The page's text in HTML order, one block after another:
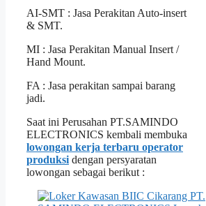
AI-SMT : Jasa Perakitan Auto-insert
& SMT.
MI : Jasa Perakitan Manual Insert /
Hand Mount.
FA : Jasa perakitan sampai barang
jadi.
Saat ini Perusahan PT.SAMINDO
ELECTRONICS kembali membuka
lowongan kerja terbaru operator
produksi dengan persyaratan
lowongan sebagai berikut :